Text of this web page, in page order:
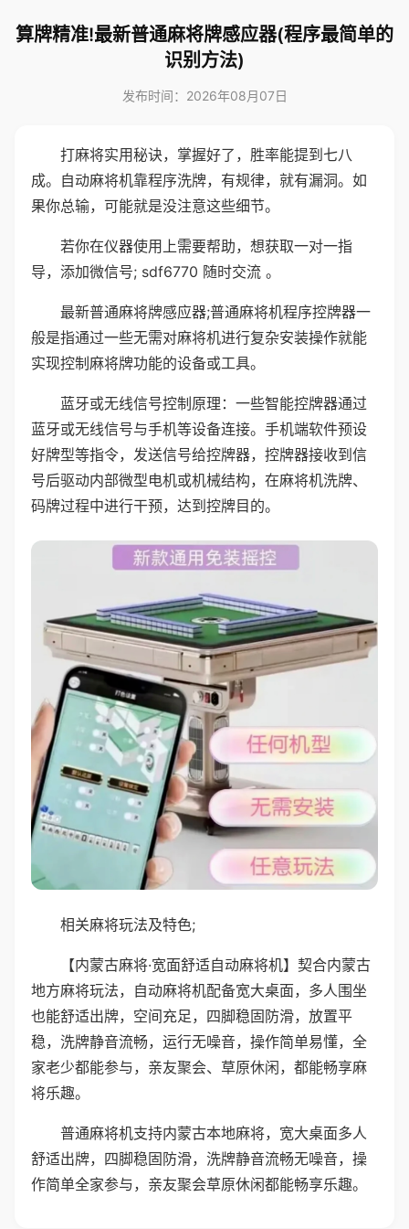
算牌精准!最新普通麻将牌感应器(程序最简单的
识别方法)
发布时间：2026年08月07日
打麻将实用秘诀，掌握好了，胜率能提到七八
成。自动麻将机靠程序洗牌，有规律，就有漏洞。如
果你总输，可能就是没注意这些细节。
若你在仪器使用上需要帮助，想获取一对一指
导，添加微信号; sdf6770 随时交流 。
最新普通麻将牌感应器;普通麻将机程序控牌器一
般是指通过一些无需对麻将机进行复杂安装操作就能
实现控制麻将牌功能的设备或工具。
蓝牙或无线信号控制原理：一些智能控牌器通过
蓝牙或无线信号与手机等设备连接。手机端软件预设
好牌型等指令，发送信号给控牌器，控牌器接收到信
号后驱动内部微型电机或机械结构，在麻将机洗牌、
码牌过程中进行干预，达到控牌目的。
相关麻将玩法及特色;
【内蒙古麻将·宽面舒适自动麻将机】契合内蒙古
地方麻将玩法，自动麻将机配备宽大桌面，多人围坐
也能舒适出牌，空间充足，四脚稳固防滑，放置平
稳，洗牌静音流畅，运行无噪音，操作简单易懂，全
家老少都能参与，亲友聚会、草原休闲，都能畅享麻
将乐趣。
普通麻将机支持内蒙古本地麻将，宽大桌面多人
舒适出牌，四脚稳固防滑，洗牌静音流畅无噪音，操
作简单全家参与，亲友聚会草原休闲都能畅享乐趣。